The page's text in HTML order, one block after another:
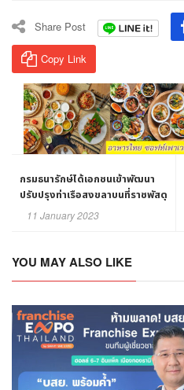
Share Post
Copy Link
กรมธนารักษ์ได้เอกชนเข้าพัฒนา
ปรับปรุงท่าเรือสงขลาบนที่ราชพัสดุ
แล้ว
11 January 2023
YOU MAY ALSO LIKE